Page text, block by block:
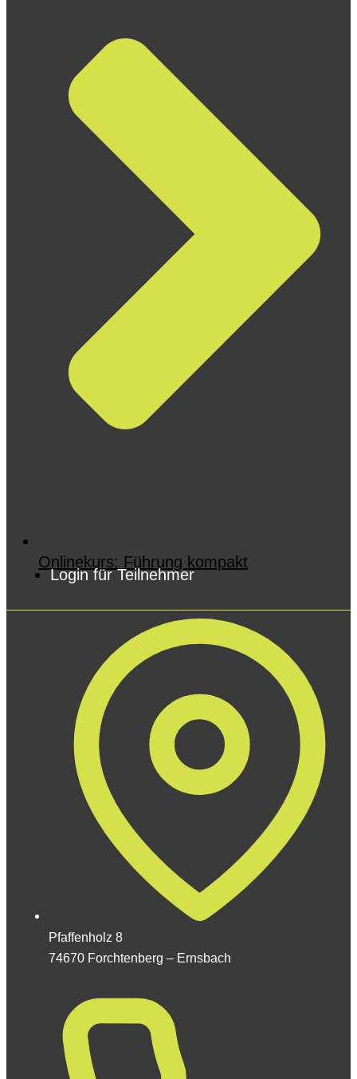
Onlinekurs: Führung kompakt
Login für Teilnehmer
Pfaffenholz 8
74670 Forchtenberg – Ernsbach